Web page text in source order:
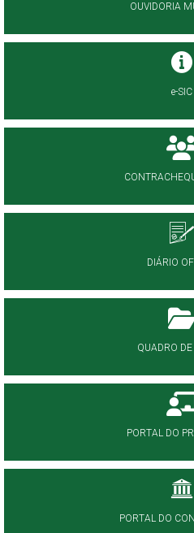
OUVIDORIA
e-SIC
DIÁRIO
QUADRO DE
PORTAL DO
PORTAL DO